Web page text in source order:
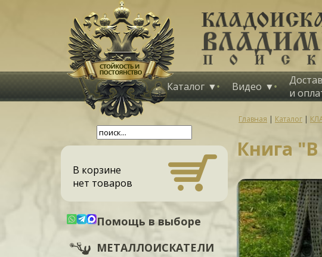
Каталог Видео
и
В корзине
нет товаров
Помощь в выборе
МЕТАЛЛОИСКАТЕЛИ
Главная | Каталог |
Книга